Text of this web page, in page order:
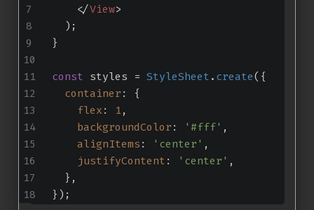
</View>
  );
}
const styles = StyleSheet . create({
container : {
flex : 1,
backgroundColor : '#fff' ,
alignItems : 'center' ,
justifyContent : 'center' ,
  },
});